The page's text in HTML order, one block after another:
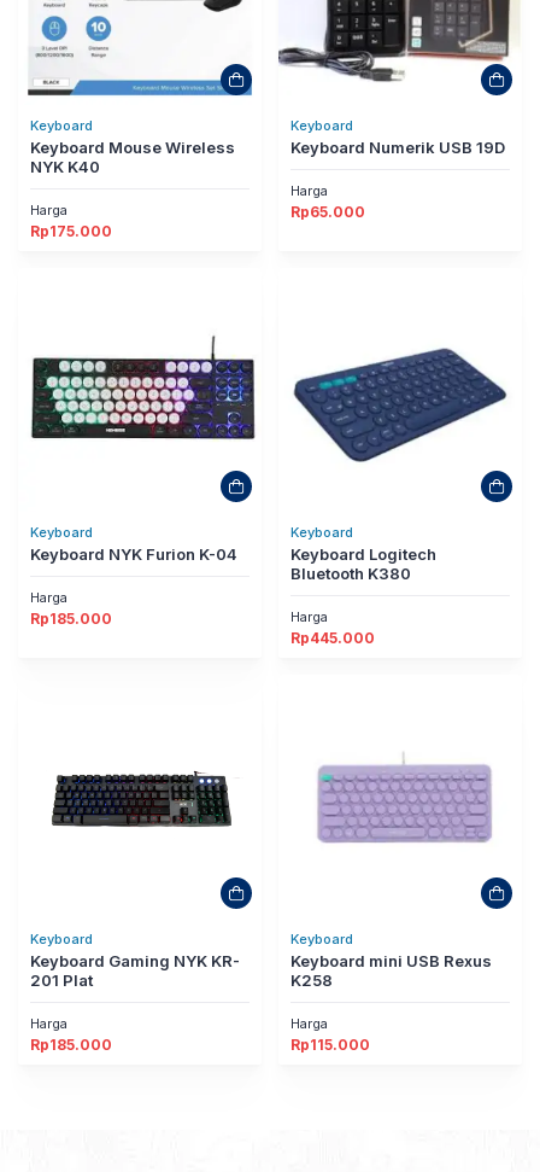
Keyboard
Keyboard Mouse Wireless
NYK K40
Harga
Rp175.000
Keyboard
Keyboard Numerik USB 19D
Harga
Rp65.000
Keyboard
Keyboard NYK Furion K-04
Harga
Rp185.000
Keyboard
Keyboard Logitech
Bluetooth K380
Harga
Rp445.000
Keyboard
Keyboard Gaming NYK KR-
201 Plat
Harga
Rp185.000
Keyboard
Keyboard mini USB Rexus
K258
Harga
Rp115.000